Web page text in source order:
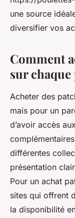
une source
diversifier vos
Comment
sur chaque
Acheter des
mais pour un
d’avoir accès
différentes
présentation
Pour un achat
sites qui offrent
la disponibilité